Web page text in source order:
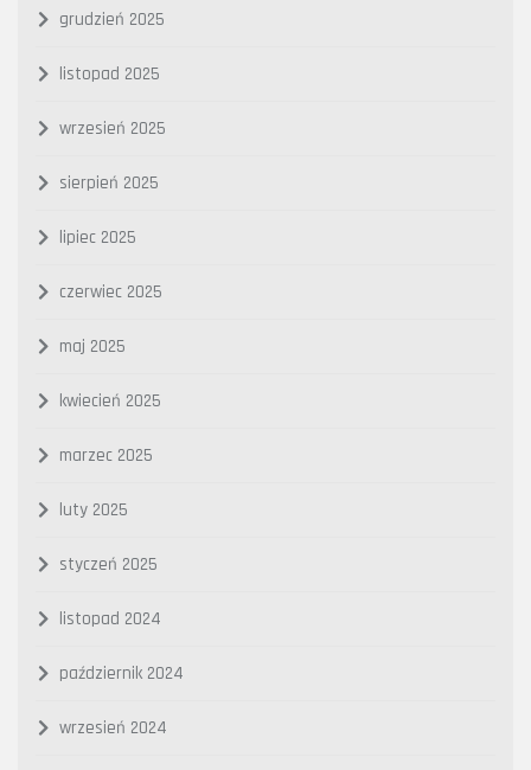
grudzień 2025
listopad 2025
wrzesień 2025
sierpień 2025
lipiec 2025
czerwiec 2025
maj 2025
kwiecień 2025
marzec 2025
luty 2025
styczeń 2025
listopad 2024
październik 2024
wrzesień 2024